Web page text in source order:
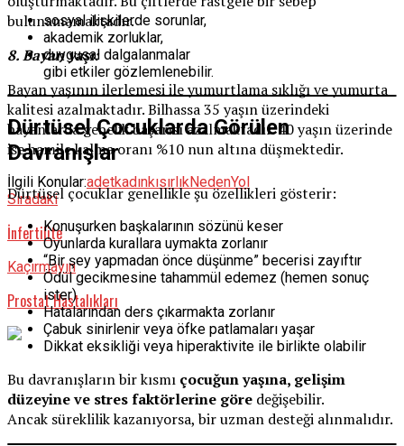
bulunamamaktadır.
8. Bayan yaşı:
Bayan yaşının ilerlemesi ile yumurtlama sıklığı ve yumurta
kalitesi azalmaktadır. Bilhassa 35 yaşın üzerindeki
bayanlarda gebelik başarısı azalmaktadır. 40 yaşın üzerinde
ise hamile kalma oranı %10 nun altına düşmektedir.
İlgili Konular:adetkadınkısırlıkNedenYol
Sıradaki
İnfertilite
Kaçırmayın
Prostat Hastalıkları
sosyal ilişkilerde sorunlar,
akademik zorluklar,
duygusal dalgalanmalar
gibi etkiler gözlemlenebilir.
Dürtüsel Çocuklarda Görülen
Davranışlar
Dürtüsel çocuklar genellikle şu özellikleri gösterir:
Konuşurken başkalarının sözünü keser
Oyunlarda kurallara uymakta zorlanır
“Bir şey yapmadan önce düşünme” becerisi zayıftır
Ödül gecikmesine tahammül edemez (hemen sonuç
ister)
Hatalarından ders çıkarmakta zorlanır
Çabuk sinirlenir veya öfke patlamaları yaşar
Dikkat eksikliği veya hiperaktivite ile birlikte olabilir
Bu davranışların bir kısmı çocuğun yaşına, gelişim
düzeyine ve stres faktörlerine göre değişebilir.
Ancak süreklilik kazanıyorsa, bir uzman desteği alınmalıdır.